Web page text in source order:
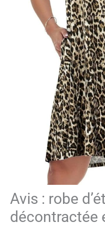
Avis : robe
décontractée